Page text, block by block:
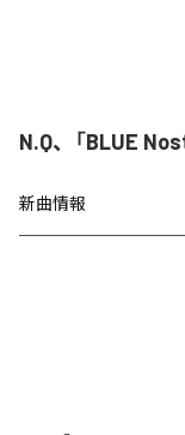
N.Q、「BLUE
新曲情報